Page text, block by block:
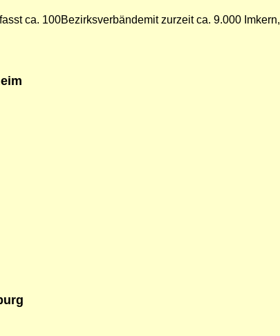
ca. 100Bezirksverbändemit zurzeit ca. 9.000 Imkern,